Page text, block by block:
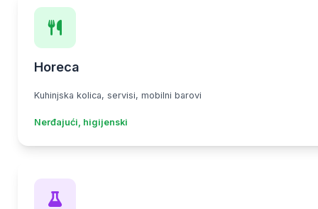
Horeca
Kuhinjska kolica, servisi, mobilni barovi
Nerđajući, higijenski